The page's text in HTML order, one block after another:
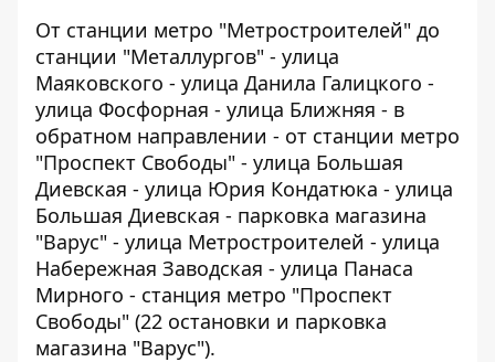
От станции метро "Метростроителей" до
станции "Металлургов" - улица
Маяковского - улица Данила Галицкого -
улица Фосфорная - улица Ближняя - в
обратном направлении - от станции метро
"Проспект Свободы" - улица Большая
Диевская - улица Юрия Кондатюка - улица
Большая Диевская - парковка магазина
"Варус" - улица Метростроителей - улица
Набережная Заводская - улица Панаса
Мирного - станция метро "Проспект
Свободы" (22 остановки и парковка
магазина "Варус").